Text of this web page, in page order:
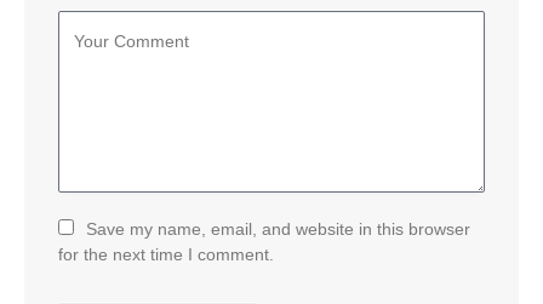
Save my name, email, and website in this browser
for the next time I comment.